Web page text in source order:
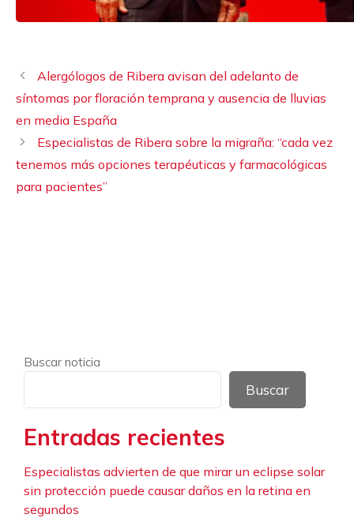
Alergólogos de Ribera avisan del adelanto de
síntomas por floración temprana y ausencia de lluvias
en media España
Especialistas de Ribera sobre la migraña: “cada vez
tenemos más opciones terapéuticas y farmacológicas
para pacientes”
Buscar noticia
Buscar
Entradas recientes
Especialistas advierten de que mirar un eclipse solar
sin protección puede causar daños en la retina en
segundos